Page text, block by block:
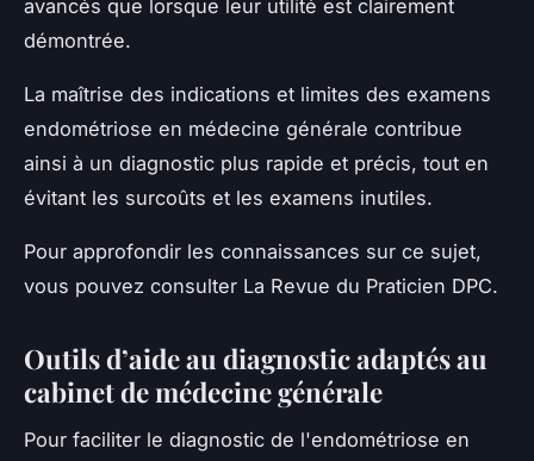
avancés que lorsque leur utilité est clairement
démontrée.
La maîtrise des indications et limites des examens
endométriose en médecine générale contribue
ainsi à un diagnostic plus rapide et précis, tout en
évitant les surcoûts et les examens inutiles.
Pour approfondir les connaissances sur ce sujet,
vous pouvez consulter La Revue du Praticien DPC.
Outils d’aide au diagnostic adaptés au
cabinet de médecine générale
Pour faciliter le diagnostic de l'endométriose en